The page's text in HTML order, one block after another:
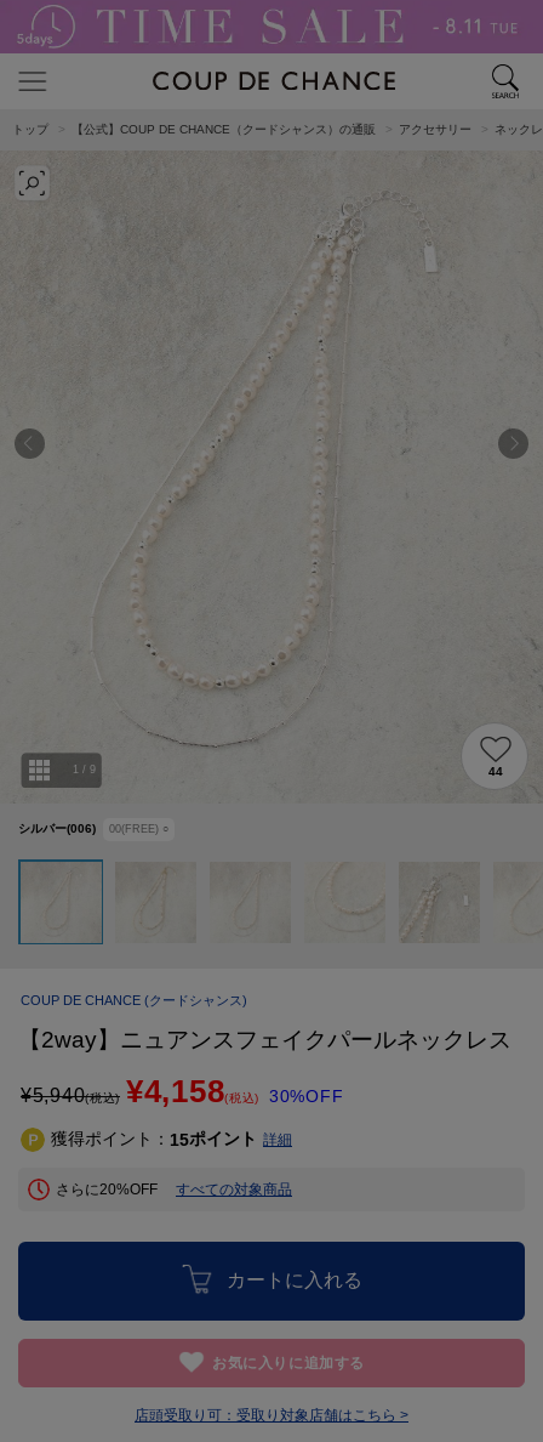
トップ 【公式】COUP DE CHANCE（クードシャンス）の通販 アクセサリー ネック
シルバー(006) 00(FREE) ○
1 / 9 44
COUP DE CHANCE (クードシャンス)
【2way】ニュアンスフェイクパールネックレス
¥5,940(税込) ¥4,158(税込) 30%OFF
獲得ポイント： 15ポイント 詳細
さらに20%OFF すべての対象商品
カートに入れる
お気に入りに追加する
店頭受取り可： 受取り対象店舗はこちら >